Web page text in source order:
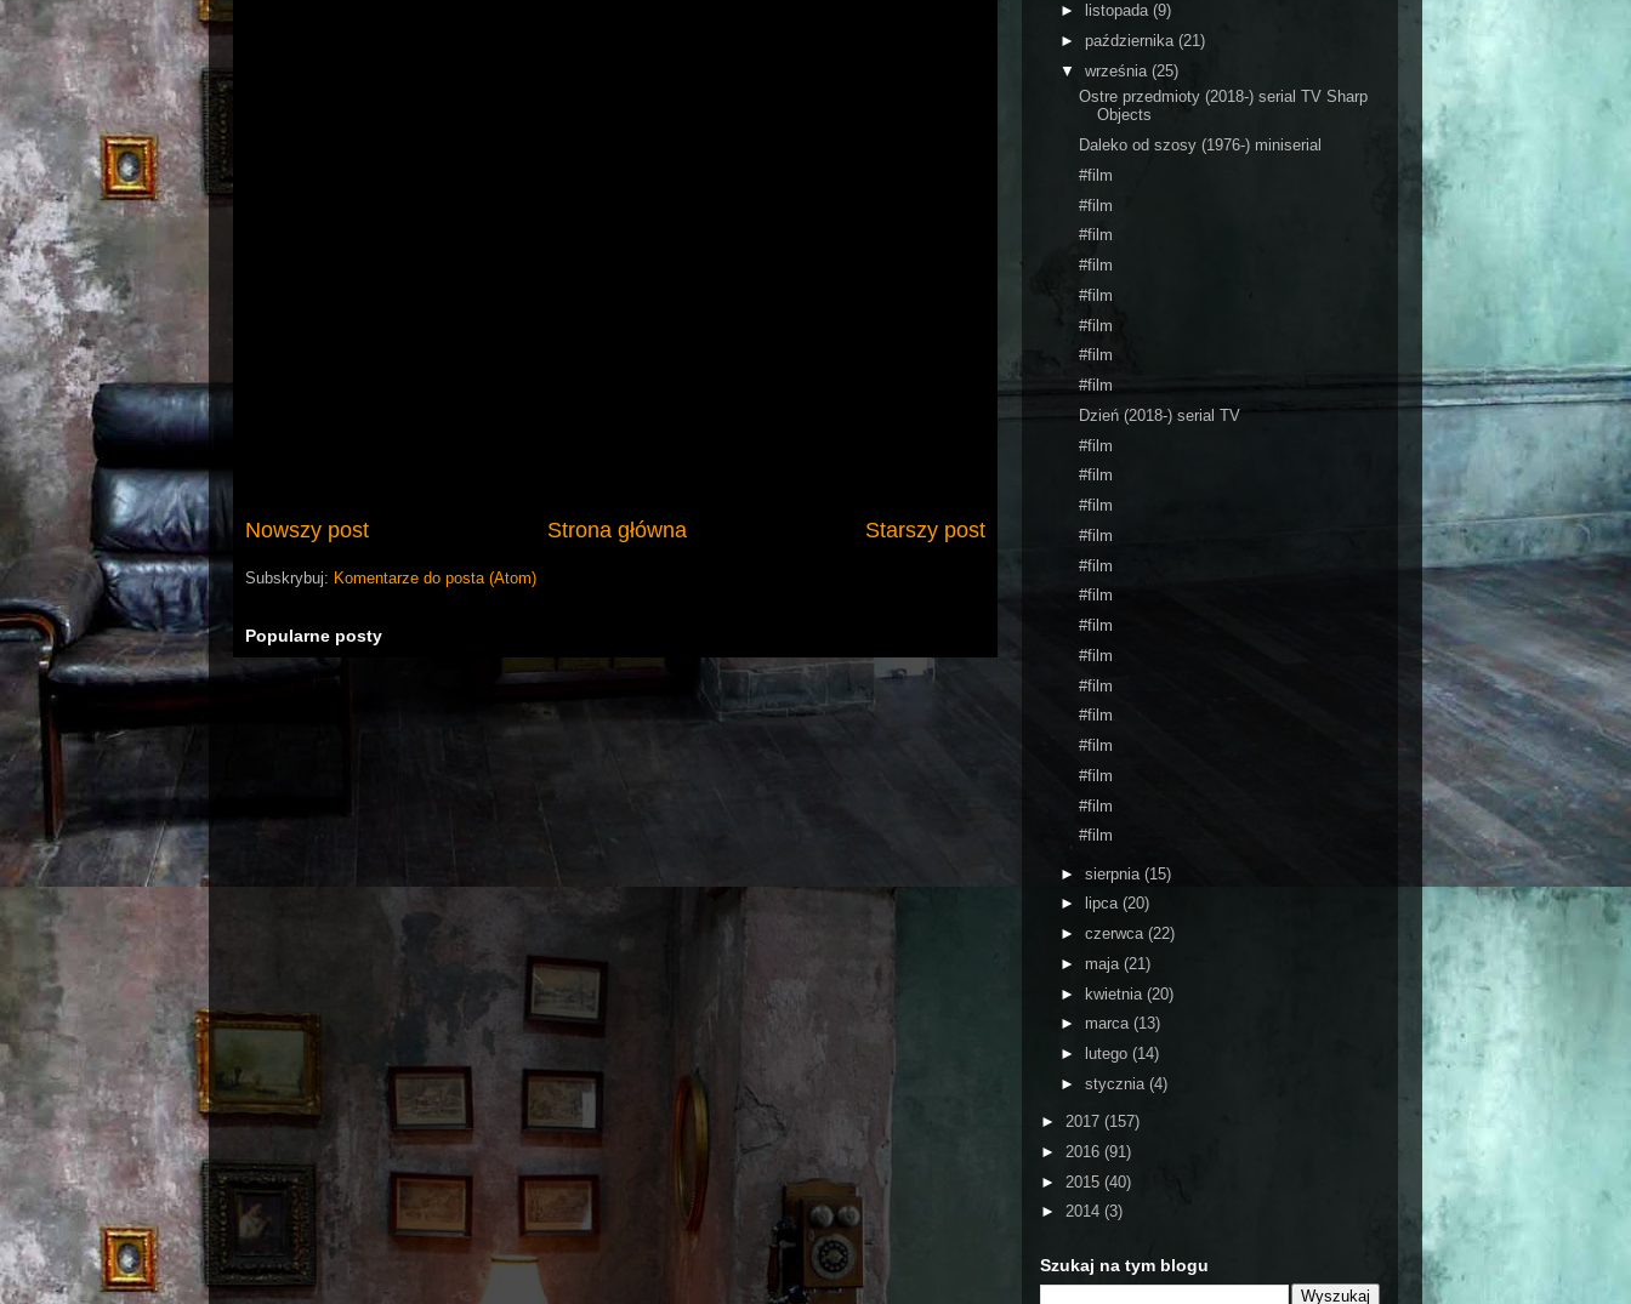
Nowszy post Starszy post
Strona główna
Subskrybuj: Komentarze do posta (Atom)
Popularne posty
►
listopada (9)
► października (21)
▼ września (25)
Ostre przedmioty (2018-) serial TV Sharp
Objects
Daleko od szosy (1976-) miniserial
#film
#film
#film
#film
#film
#film
#film
#film
Dzień (2018-) serial TV
#film
#film
#film
#film
#film
#film
#film
#film
#film
#film
#film
#film
#film
#film
► sierpnia (15)
►
lipca (20)
► czerwca (22)
► maja (21)
► kwietnia (20)
► marca (13)
►
lutego (14)
► stycznia (4)
► 2017 (157)
► 2016 (91)
► 2015 (40)
► 2014 (3)
Szukaj na tym blogu